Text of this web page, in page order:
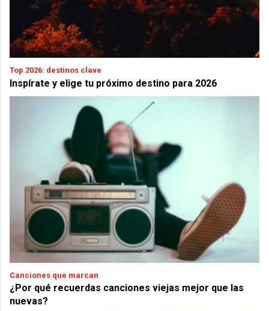
Top 2026: destinos clave
Inspírate y elige tu próximo destino para 2026
Canciones que marcan
¿Por qué recuerdas canciones viejas mejor que las
nuevas?